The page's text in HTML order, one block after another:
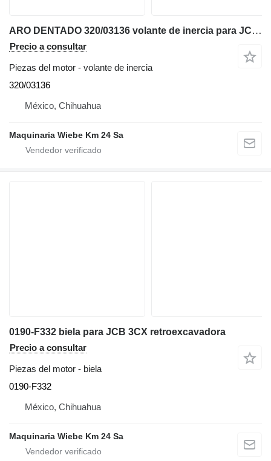
ARO DENTADO 320/03136 volante de inercia para JCB 3CX retroexcavadora
Precio a consultar
Piezas del motor - volante de inercia
320/03136
México, Chihuahua
Maquinaria Wiebe Km 24 Sa
0190-F332 biela para JCB 3CX retroexcavadora
Precio a consultar
Piezas del motor - biela
0190-F332
México, Chihuahua
Maquinaria Wiebe Km 24 Sa